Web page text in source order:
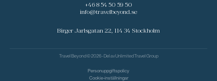
+46 8 54 50 59 50
info@travelbeyond.se
Birger Jarlsgatan 22, 114 34 Stockholm
Travel Beyond © 2026 - Del avUnlimited Travel Group
Personuppgiftspolicy
Cookie-inställningar